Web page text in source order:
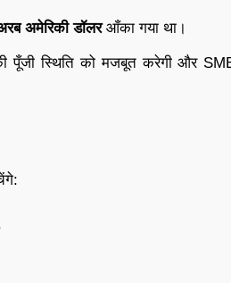
अमेरिकी डॉलरआँका गया था।
पूँजी स्थिति को मजबूत करेगी और